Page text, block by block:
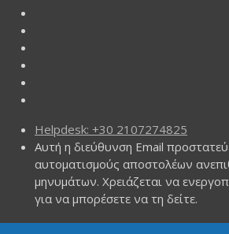
Helpdesk: +30 2107274825
Αυτή η διεύθυνση Email
αυτοματισμούς αποστολέων
μηνυμάτων. Χρειάζεται να
για να μπορέσετε να τη δείτε.